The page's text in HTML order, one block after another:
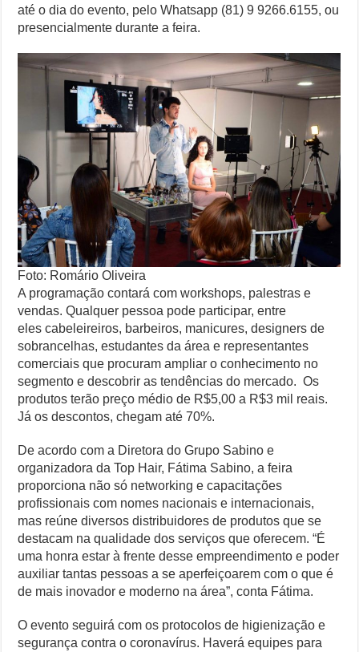
até o dia do evento, pelo Whatsapp (81) 9 9266.6155, ou
presencialmente durante a feira.
Foto: Romário Oliveira
A programação contará com workshops, palestras e
vendas. Qualquer pessoa pode participar, entre
eles cabeleireiros, barbeiros, manicures, designers de
sobrancelhas, estudantes da área e representantes
comerciais que procuram ampliar o conhecimento no
segmento e descobrir as tendências do mercado. Os
produtos terão preço médio de R$5,00 a R$3 mil reais.
Já os descontos, chegam até 70%.
De acordo com a Diretora do Grupo Sabino e
organizadora da Top Hair, Fátima Sabino, a feira
proporciona não só networking e capacitações
profissionais com nomes nacionais e internacionais,
mas reúne diversos distribuidores de produtos que se
destacam na qualidade dos serviços que oferecem. “É
uma honra estar à frente desse empreendimento e poder
auxiliar tantas pessoas a se aperfeiçoarem com o que é
de mais inovador e moderno na área”, conta Fátima.
O evento seguirá com os protocolos de higienização e
segurança contra o coronavírus. Haverá equipes para